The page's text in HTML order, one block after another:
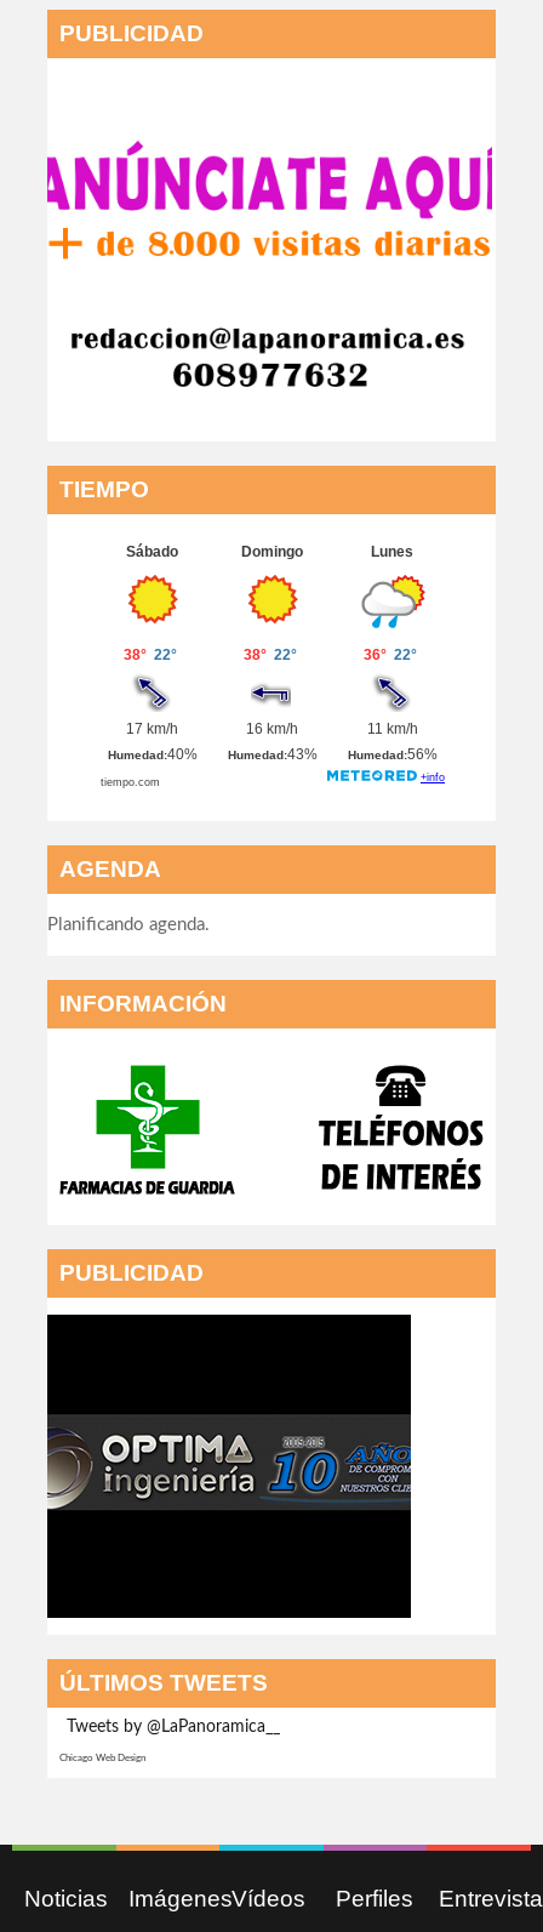
PUBLICIDAD
TIEMPO
AGENDA
Planificando agenda.
INFORMACIÓN
PUBLICIDAD
ÚLTIMOS TWEETS
Tweets by @LaPanoramica__
Chicago Web Design
Noticias ImágenesVídeos Perfiles